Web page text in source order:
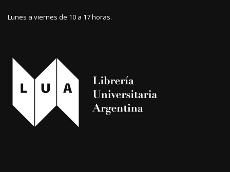
Lunes a viernes de 10 a 17 horas.